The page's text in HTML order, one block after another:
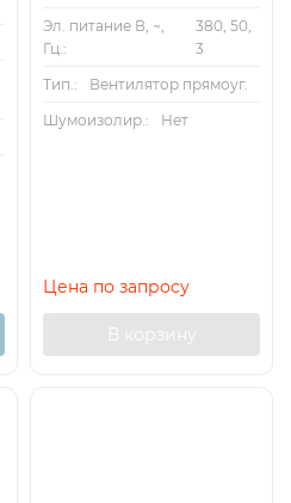
Эл. питание В, ~,
Гц.:
380, 50,
3
Тип.:
Вентилятор прямоуг.
Шумоизолир.:
Нет
Цена по запросу
В корзину